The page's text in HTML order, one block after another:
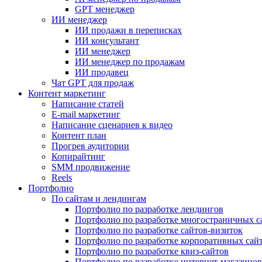
GPT менеджер
ИИ менеджер
ИИ продажи в переписках
ИИ консультант
ИИ менеджер
ИИ менеджер по продажам
ИИ продавец
Чат GPT для продаж
Контент маркетинг
Написание статей
E-mail маркетинг
Написание сценариев к видео
Контент план
Прогрев аудитории
Копирайтинг
SMM продвижение
Reels
Портфолио
По сайтам и лендингам
Портфолио по разработке лендингов
Портфолио по разработке многостраничных
Портфолио по разработке сайтов-визиток
Портфолио по разработке корпоративных
Портфолио по разработке квиз-сайтов